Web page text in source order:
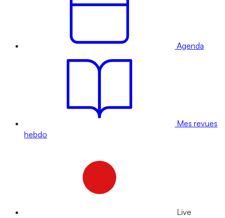
Agenda
Mes revues
hebdo
Live